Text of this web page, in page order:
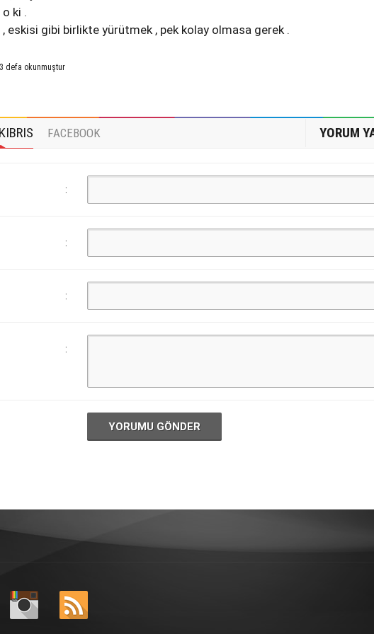
ki .
, eskisi gibi birlikte yürütmek , pek kolay olmasa gerek .
defa okunmuştur
FACEBOOK YORUM
:
:
:
:
YORUMU GÖNDER